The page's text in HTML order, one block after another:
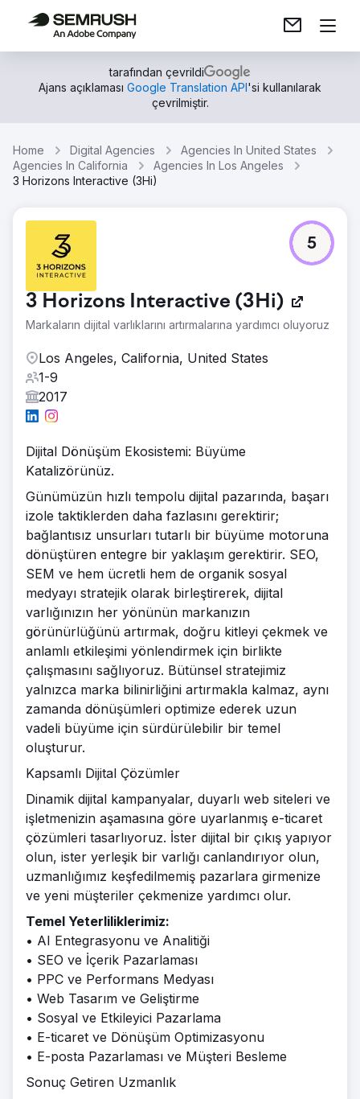
tarafından çevrildi
Ajans açıklaması Google Translation API'si kullanılarak
çevrilmiştir.
Home Digital Agencies
Agencies In United States
Agencies In California
Agencies In Los Angeles
3 Horizons Interactive (3Hi)
3 Horizons Interactive (3Hi)
Markaların dijital varlıklarını artırmalarına yardımcı oluyoruz
5
Los Angeles, California, United States
1-9
2017
Dijital Dönüşüm Ekosistemi: Büyüme
Katalizörünüz.
Günümüzün hızlı tempolu dijital pazarında, başarı
izole taktiklerden daha fazlasını gerektirir;
bağlantısız unsurları tutarlı bir büyüme motoruna
dönüştüren entegre bir yaklaşım gerektirir. SEO,
SEM ve hem ücretli hem de organik sosyal
medyayı stratejik olarak birleştirerek, dijital
varlığınızın her yönünün markanızın
görünürlüğünü artırmak, doğru kitleyi çekmek ve
anlamlı etkileşimi yönlendirmek için birlikte
çalışmasını sağlıyoruz. Bütünsel stratejimiz
yalnızca marka bilinirliğini artırmakla kalmaz, aynı
zamanda dönüşümleri optimize ederek uzun
vadeli büyüme için sürdürülebilir bir temel
oluşturur.
Kapsamlı Dijital Çözümler
Dinamik dijital kampanyalar, duyarlı web siteleri ve
işletmenizin aşamasına göre uyarlanmış e-ticaret
çözümleri tasarlıyoruz. İster dijital bir çıkış yapıyor
olun, ister yerleşik bir varlığı canlandırıyor olun,
uzmanlığımız keşfedilmemiş pazarlara girmenize
ve yeni müşteriler çekmenize yardımcı olur.
Temel Yeterliliklerimiz:
• AI Entegrasyonu ve Analitiği
• SEO ve İçerik Pazarlaması
• PPC ve Performans Medyası
• Web Tasarım ve Geliştirme
• Sosyal ve Etkileyici Pazarlama
• E-ticaret ve Dönüşüm Optimizasyonu
• E-posta Pazarlaması ve Müşteri Besleme
Sonuç Getiren Uzmanlık